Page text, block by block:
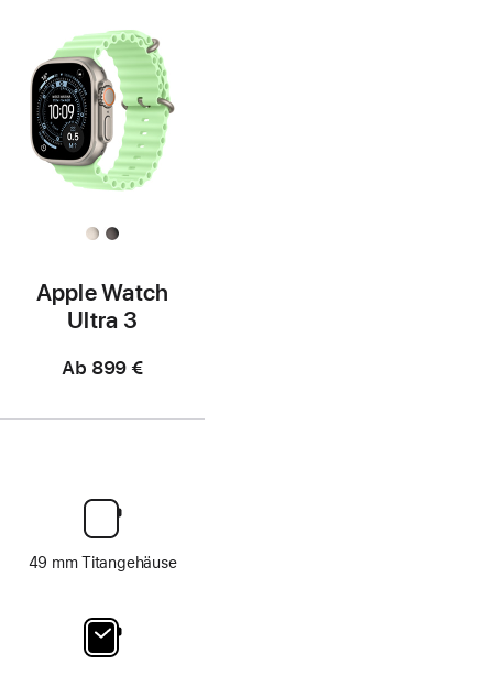
Apple Watch
Ultra 3
Ab 899 €
49 mm Titangehäuse